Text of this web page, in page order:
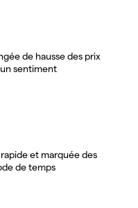
de hausse des prix
sentiment
et marquée des
de temps